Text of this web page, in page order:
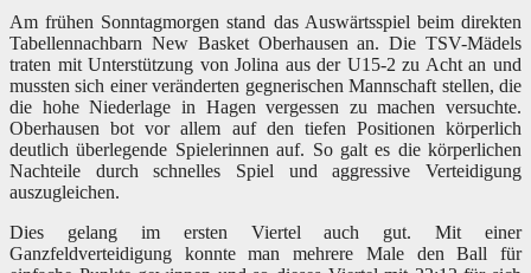
Am frühen Sonntagmorgen stand das Auswärtsspiel beim direkten
Tabellennachbarn New Basket Oberhausen an. Die TSV-Mädels
traten mit Unterstützung von Jolina aus der U15-2 zu Acht an und
mussten sich einer veränderten gegnerischen Mannschaft stellen, die
die hohe Niederlage in Hagen vergessen zu machen versuchte.
Oberhausen bot vor allem auf den tiefen Positionen körperlich
deutlich überlegende Spielerinnen auf. So galt es die körperlichen
Nachteile durch schnelles Spiel und aggressive Verteidigung
auszugleichen.
Dies gelang im ersten Viertel auch gut. Mit einer
Ganzfeldverteidigung konnte man mehrere Male den Ball für